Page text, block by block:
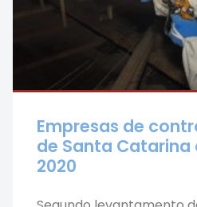
Empresas de
de Santa Catarina
2020